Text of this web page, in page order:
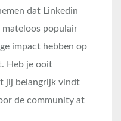
dat Linkedin
populair
impact hebben op
Heb je ooit
jij belangrijk vindt
de community at